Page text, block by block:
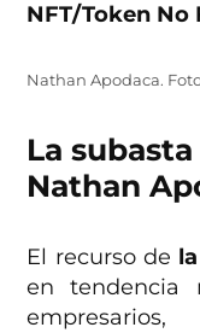
NFT/Token No
Nathan Apodaca.
La
Nathan
El recurso de
en tendencia